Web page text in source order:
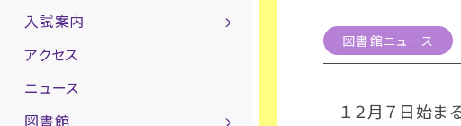
入試案内
アクセス
ニュース
図書館
図書館ニュース
１２月７日始ま